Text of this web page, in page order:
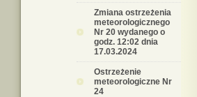
Zmiana ostrzeżenia
meteorologicznego
Nr 20 wydanego o
godz. 12:02 dnia
17.03.2024
Ostrzeżenie
meteorologiczne Nr
24